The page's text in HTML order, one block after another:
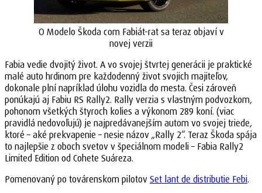
O Modelo Škoda com Fabiát-rat sa teraz objaví v
novej verzii
Fabia vedie dvojitý život. A vo svojej štvrtej generácii je praktické
malé auto hrdinom pre každodenný život svojich majiteľov,
dokonale plní napríklad úlohu vozidla do mesta. Česi zároveň
ponúkajú aj Fabiu RS Rally2. Rally verzia s vlastným podvozkom,
pohonom všetkých štyroch kolies a výkonom 289 koní. (viac
pravidlá nedovoľujú) je najpredávanejším autom vo svojej triede,
ktoré – aké prekvapenie – nesie názov „Rally 2“. Teraz Škoda spája
to najlepšie z oboch svetov v špeciálnom modeli – Fabia Rally2
Limited Edition od Cohete Suáreza.
Pomenovaný po továrenskom pilotov Set lant de distributie Febi.